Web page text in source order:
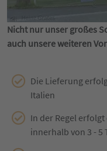
Nicht nur unser großes
auch unsere weiteren
Die Lieferung
Italien
In der Regel
innerhalb von 3 - 5